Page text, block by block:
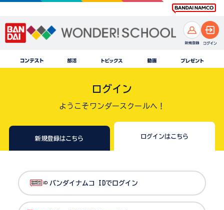
ログイン
ようこそワンダースクールへ！
新規登録はこちら ログインはこちら
バンダイナムコ IDでログイン